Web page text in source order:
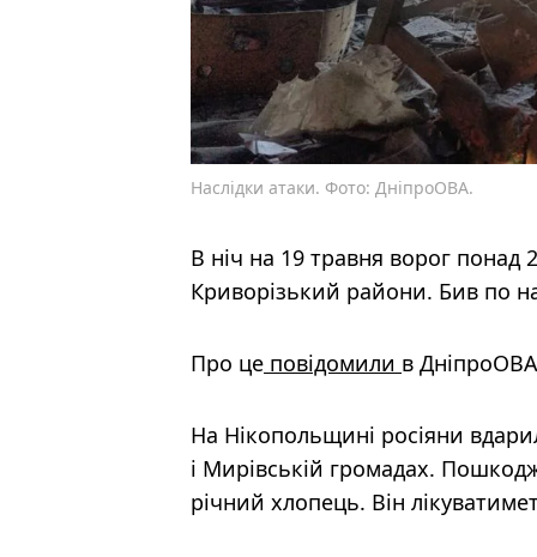
Наслідки атаки. Фото: ДніпроОВА.
В ніч на 19 травня ворог понад
Криворізький райони. Бив по
Про це повідомили в
На Нікопольщині росіяни
і Мирівській громадах.
річний хлопець. Він